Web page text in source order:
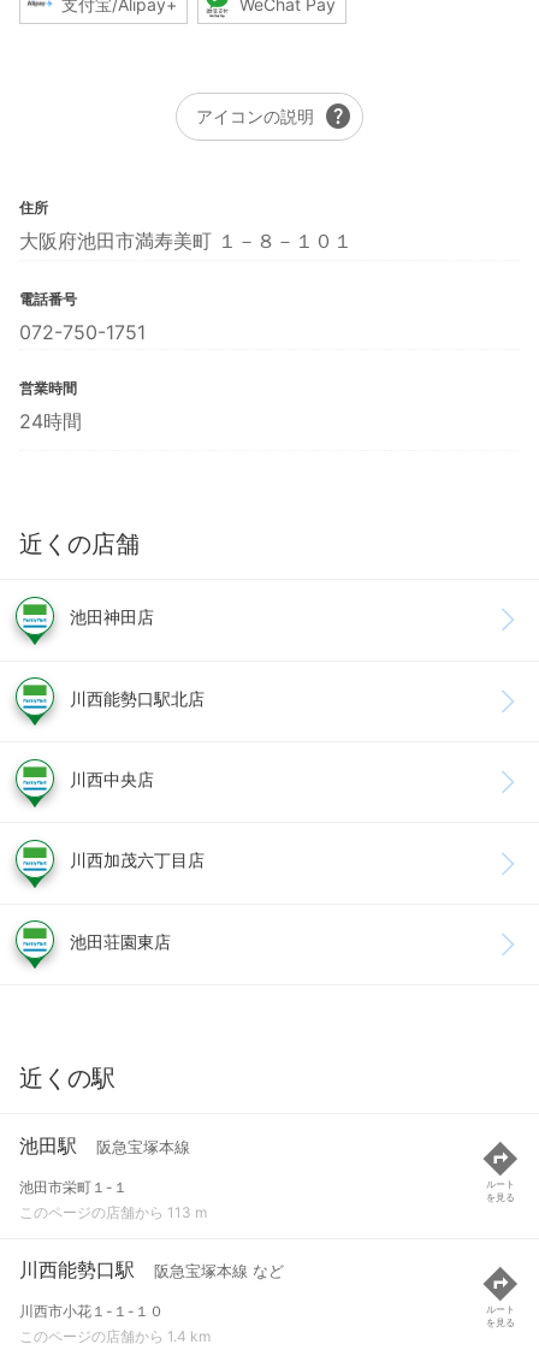
アイコンの説明 help
住所
大阪府池田市満寿美町 １－８－１０１
電話番号
072-750-1751
営業時間
24時間
近くの店舗
池田神田店
川西能勢口駅北店
川西中央店
川西加茂六丁目店
池田荘園東店
近くの駅
池田駅 阪急宝塚本線
池田市栄町１-１
このページの店舗から 113 m
ルート
を見る
川西能勢口駅 阪急宝塚本線 など
川西市小花１-１-１０
このページの店舗から 1.4 km
ルート
を見る